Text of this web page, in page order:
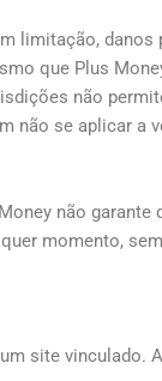
limitação, danos
que Plus
não
não se aplicar a
não garante
momento,
site vinculado.